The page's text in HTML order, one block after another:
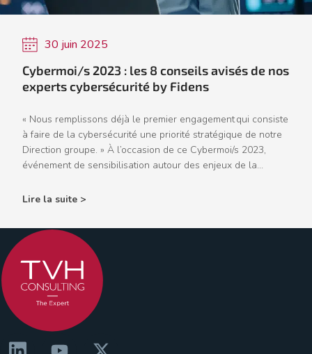
30 juin 2025
Cybermoi/s 2023 : les 8 conseils avisés de nos
experts cybersécurité by Fidens
« Nous remplissons déjà le premier engagement qui consiste
à faire de la cybersécurité une priorité stratégique de notre
Direction groupe. » À l’occasion de ce Cybermoi/s 2023,
événement de sensibilisation autour des enjeux de la...
Lire la suite >